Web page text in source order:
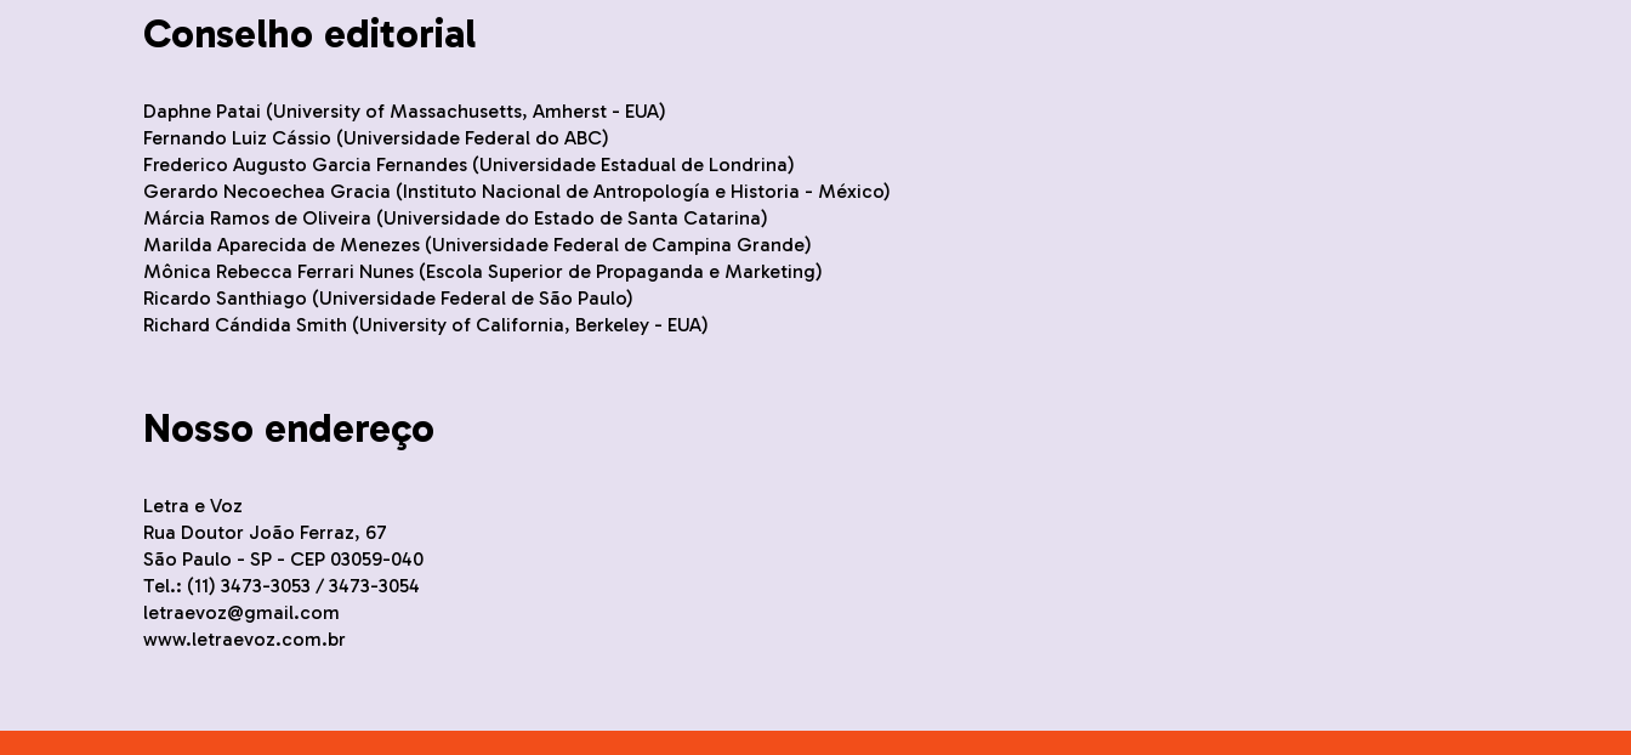
Conselho editorial
Daphne Patai (University of Massachusetts, Amherst - EUA)
Fernando Luiz Cássio (Universidade Federal do ABC)
Frederico Augusto Garcia Fernandes (Universidade Estadual de Londrina)
Gerardo Necoechea Gracia (Instituto Nacional de Antropología e Historia - México)
Márcia Ramos de Oliveira (Universidade do Estado de Santa Catarina)
Marilda Aparecida de Menezes (Universidade Federal de Campina Grande)
Mônica Rebecca Ferrari Nunes (Escola Superior de Propaganda e Marketing)
Ricardo Santhiago (Universidade Federal de São Paulo)
Richard Cándida Smith (University of California, Berkeley - EUA)
Nosso endereço
Letra e Voz
Rua Doutor João Ferraz, 67
São Paulo - SP - CEP 03059-040
Tel.: (11) 3473-3053 / 3473-3054
letraevoz@gmail.com
www.letraevoz.com.br